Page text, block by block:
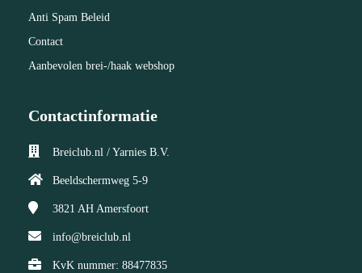
Anti Spam Beleid
Contact
Aanbevolen brei-/haak webshop
Contactinformatie
Breiclub.nl / Yarnies B.V.
Beeldschermweg 5-9
3821 AH Amersfoort
info@breiclub.nl
KvK nummer: 88477835